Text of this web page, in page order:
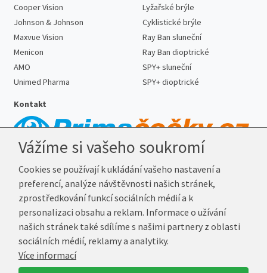
Cooper Vision
Johnson & Johnson
Maxvue Vision
Menicon
AMO
Unimed Pharma
Lyžařské brýle
Cyklistické brýle
Ray Ban sluneční
Ray Ban dioptrické
SPY+ sluneční
SPY+ dioptrické
Kontakt
E-mail:info@prima-cocky.cz
Reklamační adresa
Andrea Votavová
Revoluční 1017
290 01 Poděbrady
© 2026 Prima-Čočky.cz
Vážíme si vašeho soukromí
Cookies se používají k ukládání vašeho nastavení a
preferencí, analýze návštěvnosti našich stránek,
zprostředkování funkcí sociálních médií a k
personalizaci obsahu a reklam. Informace o užívání
našich stránek také sdílíme s našimi partnery z oblasti
sociálních médií, reklamy a analytiky.
Více informací